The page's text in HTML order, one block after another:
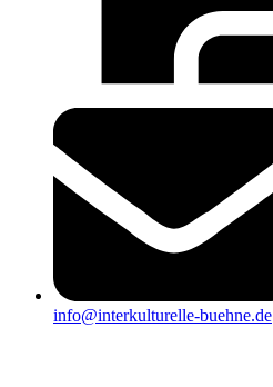
info@interkulturelle-buehne.de